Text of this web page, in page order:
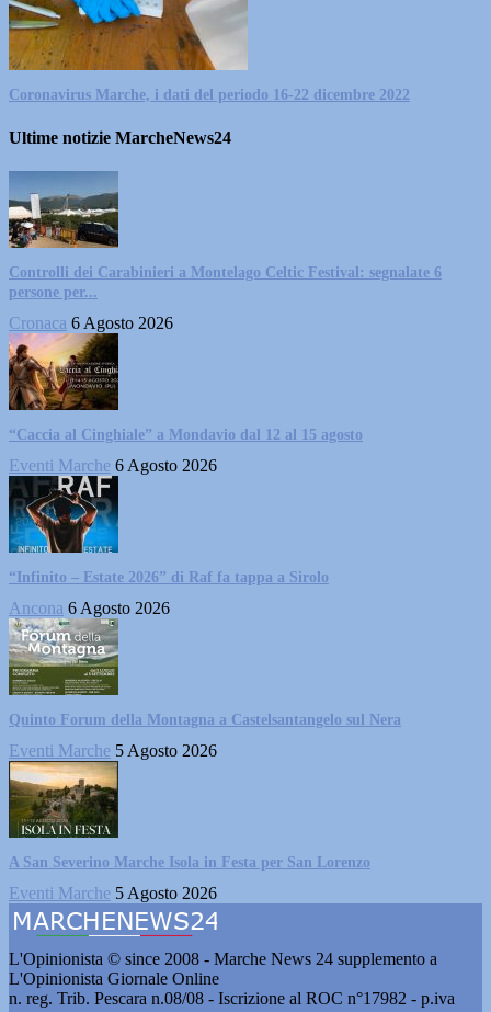
Coronavirus Marche, i dati del periodo 16-22 dicembre 2022
Ultime notizie MarcheNews24
Controlli dei Carabinieri a Montelago Celtic Festival: segnalate 6
persone per...
Cronaca 6 Agosto 2026
“Caccia al Cinghiale” a Mondavio dal 12 al 15 agosto
Eventi Marche 6 Agosto 2026
“Infinito – Estate 2026” di Raf fa tappa a Sirolo
Ancona 6 Agosto 2026
Quinto Forum della Montagna a Castelsantangelo sul Nera
Eventi Marche 5 Agosto 2026
A San Severino Marche Isola in Festa per San Lorenzo
Eventi Marche 5 Agosto 2026
L'Opinionista © since 2008 - Marche News 24 supplemento a
L'Opinionista Giornale Online
n. reg. Trib. Pescara n.08/08 - Iscrizione al ROC n°17982 - p.iva